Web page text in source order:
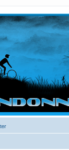
de Bretagne . Bonne